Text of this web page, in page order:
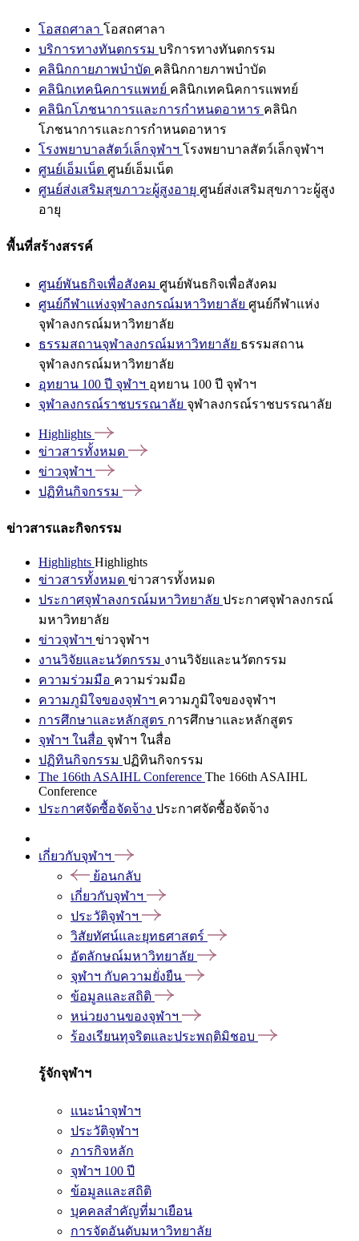
โอสถศาลา โอสถศาลา
บริการทางทันตกรรม บริการทางทันตกรรม
คลินิกกายภาพบำบัด คลินิกกายภาพบำบัด
คลินิกเทคนิคการแพทย์ คลินิกเทคนิคการแพทย์
คลินิกโภชนาการและการกำหนดอาหาร คลินิก
โภชนาการและการกำหนดอาหาร
โรงพยาบาลสัตว์เล็กจุฬาฯ โรงพยาบาลสัตว์เล็กจุฬาฯ
ศูนย์เอ็มเน็ต ศูนย์เอ็มเน็ต
ศูนย์ส่งเสริมสุขภาวะผู้สูงอายุ ศูนย์ส่งเสริมสุขภาวะผู้สูง
อายุ
พื้นที่สร้างสรรค์
ศูนย์พันธกิจเพื่อสังคม ศูนย์พันธกิจเพื่อสังคม
ศูนย์กีฬาแห่งจุฬาลงกรณ์มหาวิทยาลัย ศูนย์กีฬาแห่ง
จุฬาลงกรณ์มหาวิทยาลัย
ธรรมสถานจุฬาลงกรณ์มหาวิทยาลัย ธรรมสถาน
จุฬาลงกรณ์มหาวิทยาลัย
อุทยาน 100 ปี จุฬาฯ อุทยาน 100 ปี จุฬาฯ
จุฬาลงกรณ์ราชบรรณาลัย จุฬาลงกรณ์ราชบรรณาลัย
Highlights
ข่าวสารทั้งหมด
ข่าวจุฬาฯ
ปฏิทินกิจกรรม
ข่าวสารและกิจกรรม
Highlights Highlights
ข่าวสารทั้งหมด ข่าวสารทั้งหมด
ประกาศจุฬาลงกรณ์มหาวิทยาลัย ประกาศจุฬาลงกรณ์
มหาวิทยาลัย
ข่าวจุฬาฯ ข่าวจุฬาฯ
งานวิจัยและนวัตกรรม งานวิจัยและนวัตกรรม
ความร่วมมือ ความร่วมมือ
ความภูมิใจของจุฬาฯ ความภูมิใจของจุฬาฯ
การศึกษาและหลักสูตร การศึกษาและหลักสูตร
จุฬาฯ ในสื่อ จุฬาฯ ในสื่อ
ปฏิทินกิจกรรม ปฏิทินกิจกรรม
The 166th ASAIHL Conference The 166th ASAIHL
Conference
ประกาศจัดซื้อจัดจ้าง ประกาศจัดซื้อจัดจ้าง
เกี่ยวกับจุฬาฯ
ย้อนกลับ
เกี่ยวกับจุฬาฯ
ประวัติจุฬาฯ
วิสัยทัศน์และยุทธศาสตร์
อัตลักษณ์มหาวิทยาลัย
จุฬาฯ กับความยั่งยืน
ข้อมูลและสถิติ
หน่วยงานของจุฬาฯ
ร้องเรียนทุจริตและประพฤติมิชอบ
รู้จักจุฬาฯ
แนะนำจุฬาฯ
ประวัติจุฬาฯ
ภารกิจหลัก
จุฬาฯ 100 ปี
ข้อมูลและสถิติ
บุคคลสำคัญที่มาเยือน
การจัดอันดับมหาวิทยาลัย